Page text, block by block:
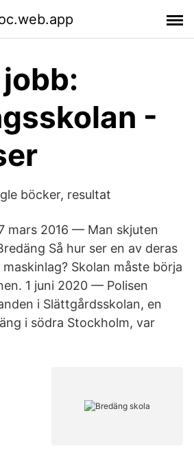
-
böcker, resultat
mars 2016 — Man skjuten
Så hur ser en av deras
Skolan måste börja
1 juni 2020 — Polisen
i Slättgårdsskolan, en
i södra Stockholm, var